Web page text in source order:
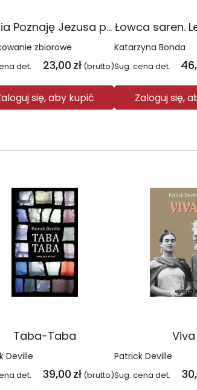
Religia Poznaję Jezusa podręcznik dla klasy 3 szkoły podstawowej
zbiorowe
det. 23,00 zł (brutto)
się, aby kupić
Łowca saren.
Katarzyna Bonda
Sug. cena det.
Zaloguj się,
Taba-Taba
Deville
det. 39,00 zł (brutto)
Viva
Patrick Deville
Sug. cena det.